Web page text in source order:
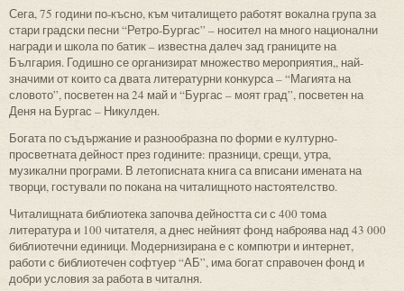
Сега, 75 години по-късно, към читалището работят вокална група за
стари градски песни “Ретро-Бургас” – носител на много национални
награди и школа по батик – известна далеч зад границите на
България. Годишно се организират множество мероприятия,, най-
значими от които са двата литературни конкурса – “Магията на
словото”, посветен на 24 май и “Бургас – моят град”, посветен на
Деня на Бургас – Никулден.
Богата по съдържание и разнообразна по форми е културно-
просветната дейност през годините: празници, срещи, утра,
музикални програми. В летописната книга са вписани имената на
творци, гостували по покана на читалищното настоятелство.
Читалищната библиотека започва дейността си с 400 тома
литература и 100 читателя, а днес нейният фонд наброява над 43 000
библиотечни единици. Модернизирана е с компютри и интернет,
работи с библиотечен софтуер “АБ”, има богат справочен фонд и
добри условия за работа в читалня.